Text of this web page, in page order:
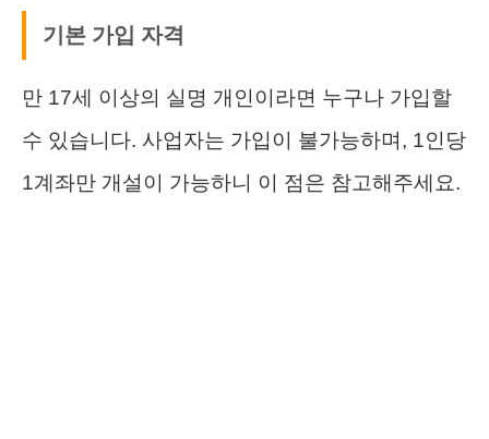
기본 가입 자격
만 17세 이상의 실명 개인이라면 누구나 가입할
수 있습니다. 사업자는 가입이 불가능하며, 1인당
1계좌만 개설이 가능하니 이 점은 참고해주세요.